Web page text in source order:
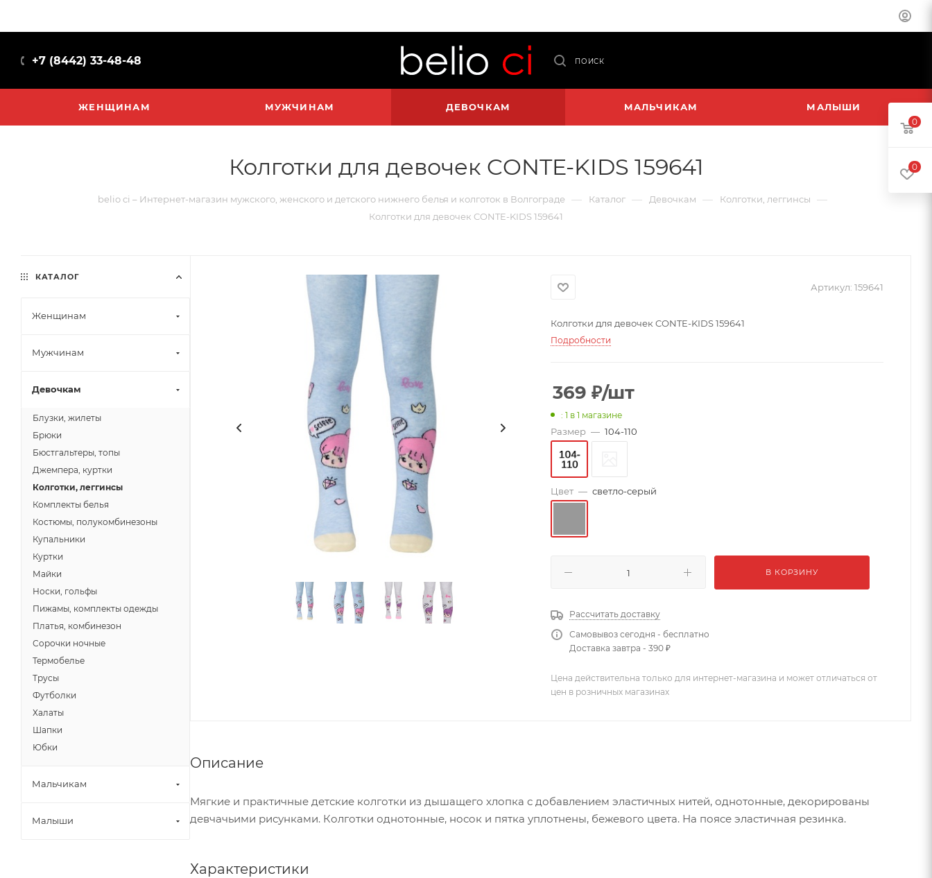
+7 (8442) 33-48-48 ПОИСК
ЖЕНЩИНАМ МУЖЧИНАМ ДЕВОЧКАМ МАЛЬЧИКАМ МАЛЫШИ
Колготки для девочек CONTE-KIDS 159641
belio ci – Интернет-магазин мужского, женского и детского нижнего белья и колготок в Волгограде — Каталог — Девочкам — Колготки, леггинсы —
Колготки для девочек CONTE-KIDS 159641
Артикул: 159641
Колготки для девочек CONTE-KIDS 159641
Подробности
369 ₽/шт
: 1 в 1 магазине
Размер — 104-110
Цвет — светло-серый
В КОРЗИНУ
Рассчитать доставку
Самовывоз сегодня - бесплатно
Доставка завтра - 390 ₽
Цена действительна только для интернет-магазина и может отличаться от
цен в розничных магазинах
Описание
Мягкие и практичные детские колготки из дышащего хлопка с добавлением эластичных нитей, однотонные, декорированы
девчачьими рисунками. Колготки однотонные, носок и пятка уплотнены, бежевого цвета. На поясе эластичная резинка.
Характеристики
КАТАЛОГ
Женщинам
Мужчинам
Девочкам
Блузки, жилеты
Брюки
Бюстгальтеры, топы
Джемпера, куртки
Колготки, леггинсы
Комплекты белья
Костюмы, полукомбинезоны
Купальники
Куртки
Майки
Носки, гольфы
Пижамы, комплекты одежды
Платья, комбинезон
Сорочки ночные
Термобелье
Трусы
Футболки
Халаты
Шапки
Юбки
Мальчикам
Малыши
0
0